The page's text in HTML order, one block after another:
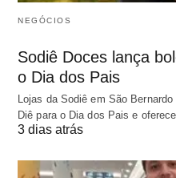
NEGÓCIOS
Sodiê Doces lança
o Dia dos Pais
Lojas da Sodiê em São
Diê para o Dia dos Pais e
3 dias atrás